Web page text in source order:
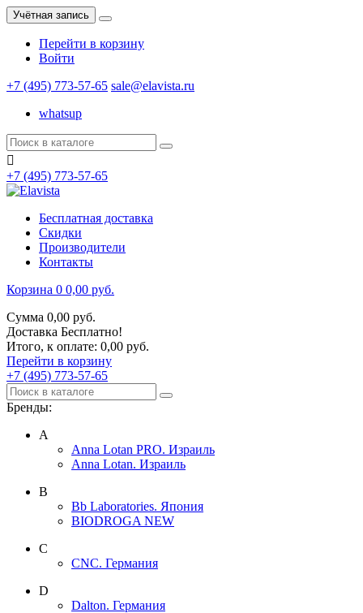
Учётная запись
Перейти в корзину
Войти
+7 (495) 773-57-65 sale@elavista.ru
whatsup

+7 (495) 773-57-65
Бесплатная доставка
Скидки
Производители
Контакты
Корзина 0 0,00 руб.
Сумма 0,00 руб.
Доставка Бесплатно!
Итого, к оплате: 0,00 руб.
Перейти в корзину
+7 (495) 773-57-65
Бренды:
A
Anna Lotan PRO. Израиль
Anna Lotan. Израиль
B
Bb Laboratories. Япония
BIODROGA NEW
C
CNC. Германия
D
Dalton. Германия